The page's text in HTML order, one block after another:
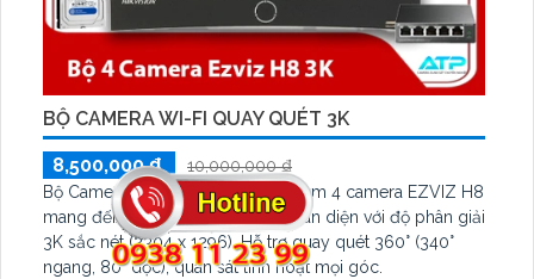
BỘ CAMERA WI-FI QUAY QUÉT 3K
8,500,000 ₫
10,000,000 ₫
Bộ Camera Wi-Fi Quay Quét 3K gồm 4 camera EZVIZ H8
mang đến trải nghiệm giám sát toàn diện với độ phân giải
3K sắc nét (2304 x 1296). Hỗ trợ quay quét 360° (340°
ngang, 80° dọc), quan sát linh hoạt mọi góc.